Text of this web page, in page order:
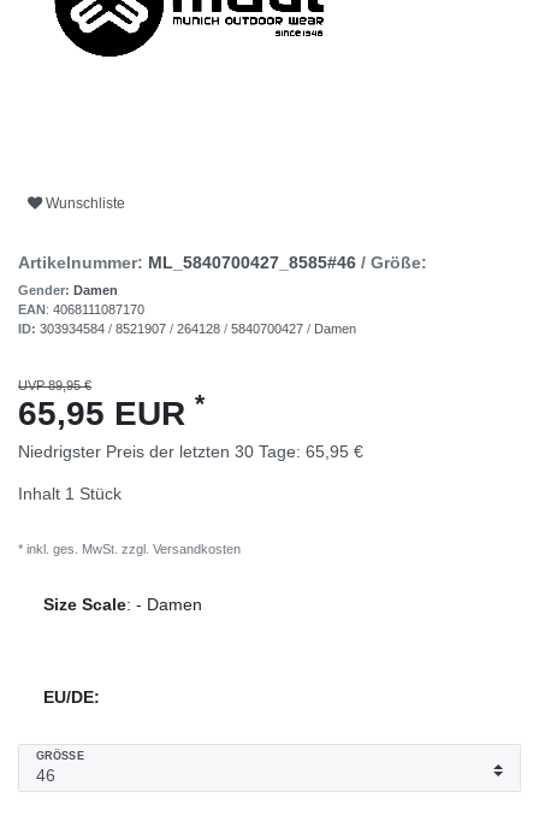
Wunschliste
Artikelnummer: ML_5840700427_8585#46 / Größe:
Gender: Damen
EAN: 4068111087170
ID: 303934584 / 8521907 / 264128 / 5840700427 / Damen
UVP 89,95 €
65,95 EUR *
Niedrigster Preis der letzten 30 Tage: 65,95 €
Inhalt 1 Stück
* inkl. ges. MwSt. zzgl. Versandkosten
Size Scale: - Damen
EU/DE:
GRÖSSE